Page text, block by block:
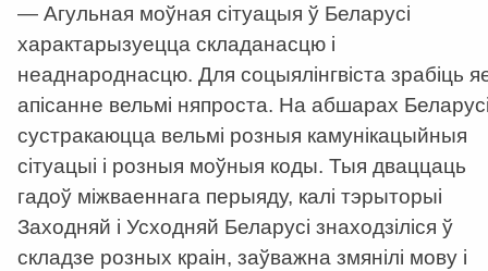
— Агульная моўная сітуацыя ў Беларусі
характарызуецца складанасцю і
неаднароднасцю. Для соцыялінгвіста зрабіць
апісанне вельмі няпроста. На абшарах
сустракаюцца вельмі розныя камунікацыйныя
сітуацыі і розныя моўныя коды. Тыя дваццаць
гадоў міжваеннага перыяду, калі тэрыторыі
Заходняй і Усходняй Беларусі знаходзіліся ў
складзе розных краін, заўважна змянілі мову і